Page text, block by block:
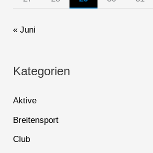
« Juni
Kategorien
Aktive
Breitensport
Club